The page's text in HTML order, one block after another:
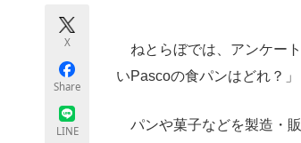
ちょっと気になるネットの話題
X
Share
LINE
ねとらぼでは、アンケー
いPascoの食パンはどれ？
パンや菓子などを製造・